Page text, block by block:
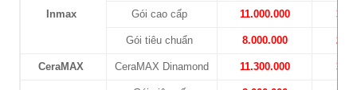
Inmax Gói cao cấp 11.000.000
Gói tiêu chuẩn 8.000.000
CeraMAX CeraMAX Dinamond 11.300.000